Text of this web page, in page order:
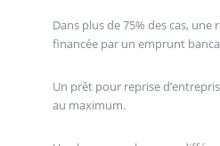
Dans plus de 75% des cas, une
financée par un emprunt
Un prêt pour reprise
au maximum.